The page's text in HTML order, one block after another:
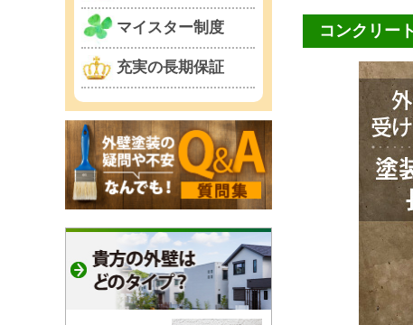
コンクリー
マイスター制度
充実の長期保証